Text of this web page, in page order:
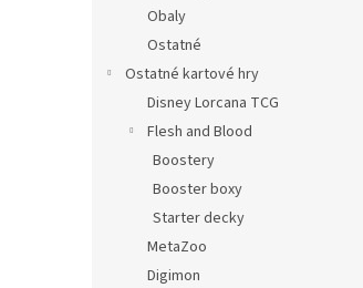
Obaly
Ostatné
Ostatné kartové hry
Disney Lorcana TCG
Flesh and Blood
Boostery
Booster boxy
Starter decky
MetaZoo
Digimon